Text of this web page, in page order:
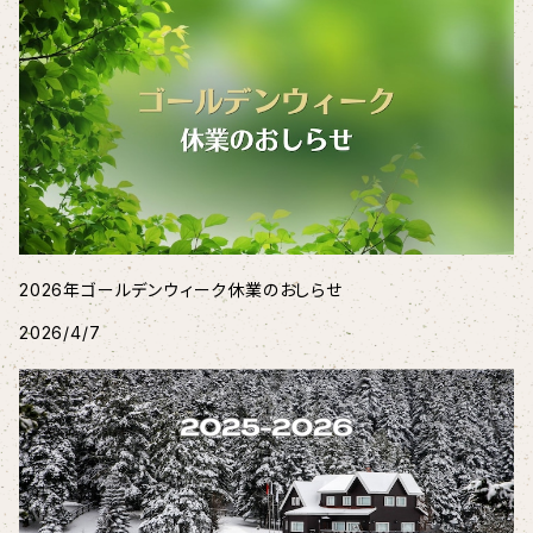
2026年ゴールデンウィーク休業のおしらせ
2026/4/7